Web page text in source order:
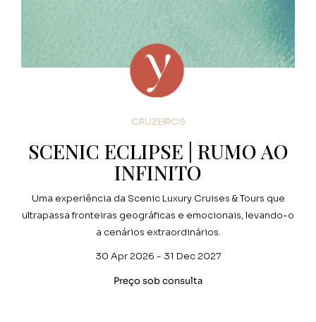
CRUZEIROS
SCENIC ECLIPSE | RUMO AO
INFINITO
Uma experiência da Scenic Luxury Cruises & Tours que
ultrapassa fronteiras geográficas e emocionais, levando-o
a cenários extraordinários.
30 Apr 2026 - 31 Dec 2027
Preço sob consulta